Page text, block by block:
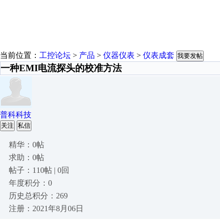
当前位置： 工控论坛 > 产品 > 仪器仪表 > 仪表成套 我要发帖
一种EMI电流探头的校准方法
普科科技
关注 私信
精华：0帖
求助：0帖
帖子：110帖 | 0回
年度积分：0
历史总积分：269
注册：2021年8月06日